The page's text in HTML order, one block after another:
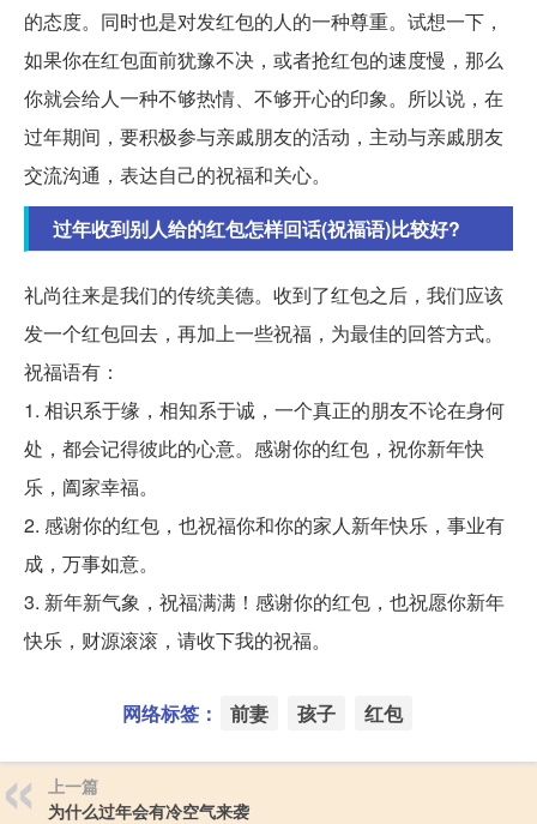
的态度。同时也是对发红包的人的一种尊重。试想一下，
如果你在红包面前犹豫不决，或者抢红包的速度慢，那么
你就会给人一种不够热情、不够开心的印象。所以说，在
过年期间，要积极参与亲戚朋友的活动，主动与亲戚朋友
交流沟通，表达自己的祝福和关心。
过年收到别人给的红包怎样回话(祝福语)比较好?
礼尚往来是我们的传统美德。收到了红包之后，我们应该
发一个红包回去，再加上一些祝福，为最佳的回答方式。
祝福语有：
1. 相识系于缘，相知系于诚，一个真正的朋友不论在身何
处，都会记得彼此的心意。感谢你的红包，祝你新年快
乐，阖家幸福。
2. 感谢你的红包，也祝福你和你的家人新年快乐，事业有
成，万事如意。
3. 新年新气象，祝福满满！感谢你的红包，也祝愿你新年
快乐，财源滚滚，请收下我的祝福。
网络标签： 前妻 孩子 红包
上一篇
为什么过年会有冷空气来袭